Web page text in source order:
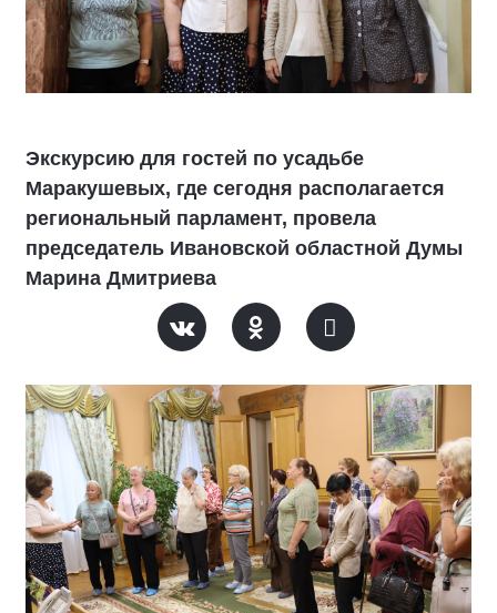
Экскурсию для гостей по усадьбе
Маракушевых, где сегодня располагается
региональный парламент, провела
председатель Ивановской областной Думы
Марина Дмитриева